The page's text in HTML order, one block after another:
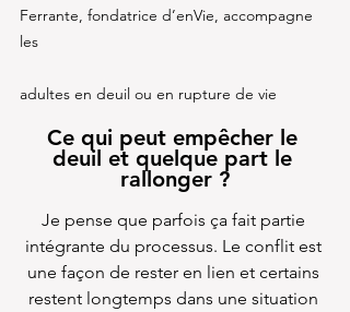
Ferrante, fondatrice d’enVie, accompagne
les
adultes en deuil ou en rupture de vie
Ce qui peut empêcher le
deuil et quelque part le
rallonger ?
Je pense que parfois ça fait partie
intégrante du processus. Le conflit est
une façon de rester en lien et certains
restent longtemps dans une situation